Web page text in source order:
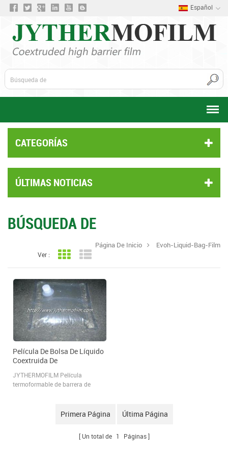
Español
CATEGORÍAS
ÚLTIMAS NOTICIAS
BÚSQUEDA DE
Página De Inicio Evoh-Liquid-Bag-Film
Ver : Vista en cuadrícula
Película De Bolsa De Líquido
Coextruida De
JYTHERMOFILM Película
termoformable de barrera de
PE/PA/EVOH/PE que puede
soportar 8 kg de peso de agua o
soluciones intravenosas.
Primera Página Última Página
Un total de 1 Páginas